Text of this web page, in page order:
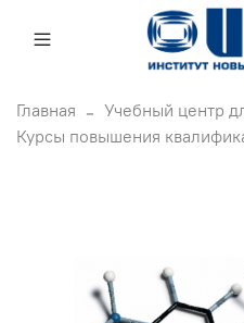
Главная
Учебный центр
Курсы повышения